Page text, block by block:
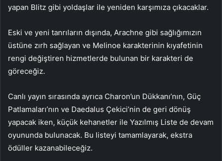
yapan Blitz gibi yoldaşlar ile yeniden karşımıza çıkacaklar.
Eski ve yeni tanrıların dışında, Arachne gibi sağlığımızın
üstüne zırh sağlayan ve Melinoe karakterinin kıyafetinin
rengi değiştiren hizmetlerde bulunan bir karakteri de
göreceğiz.
Canlı yayın sırasında ayrıca Charon’un Dükkanı’nın, Güç
Patlamaları’nın ve Daedalus Çekici’nin de geri dönüş
yapacak iken, küçük kehanetler ile Yazılmış Liste de devam
oyununda bulunacak. Bu listeyi tamamlayarak, ekstra
ödüller kazanabileceğiz.